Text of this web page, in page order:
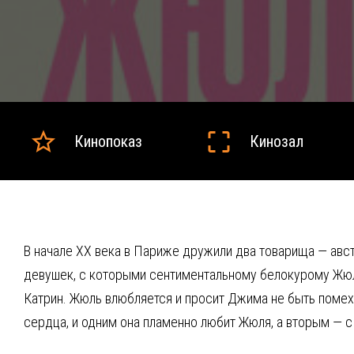
Кинопоказ Кинозал
В начале ХХ века в Париже дружили два товарища —
девушек, с которыми сентиментальному белокурому
Катрин. Жюль влюбляется и просит Джима не быть
сердца, и одним она пламенно любит Жюля, а вторым —